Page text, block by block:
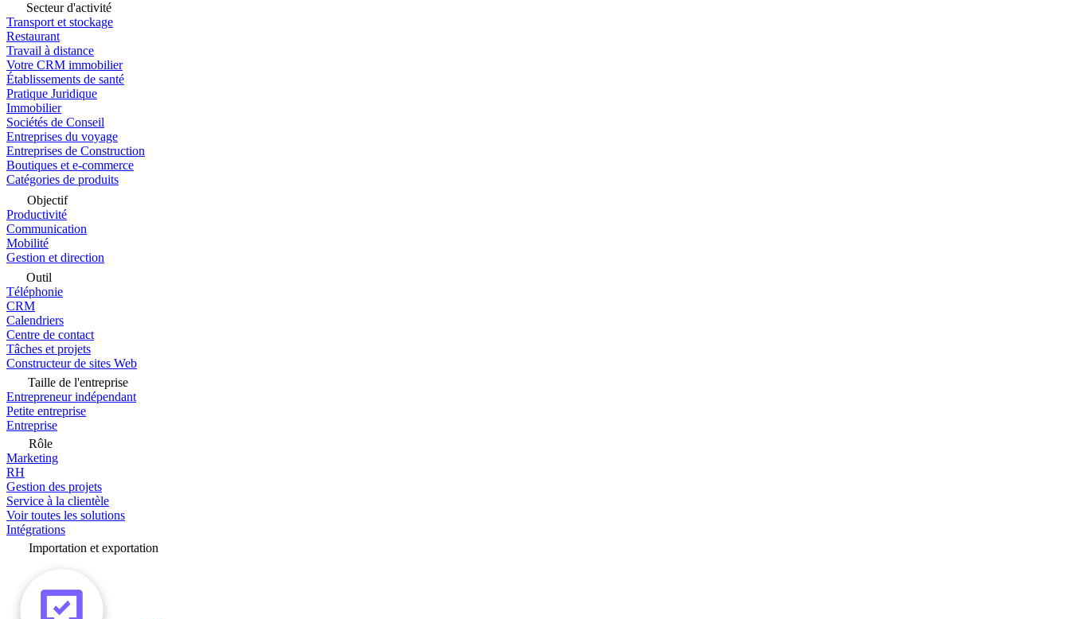
Secteur d'activité
Transport et stockage
Restaurant
Travail à distance
Votre CRM immobilier
Établissements de santé
Pratique Juridique
Immobilier
Sociétés de Conseil
Entreprises du voyage
Entreprises de Construction
Boutiques et e-commerce
Catégories de produits
Objectif
Productivité
Communication
Mobilité
Gestion et direction
Outil
Téléphonie
CRM
Calendriers
Centre de contact
Tâches et projets
Constructeur de sites Web
Taille de l'entreprise
Entrepreneur indépendant
Petite entreprise
Entreprise
Rôle
Marketing
RH
Gestion des projets
Service à la clientèle
Voir toutes les solutions
Intégrations
Importation et exportation